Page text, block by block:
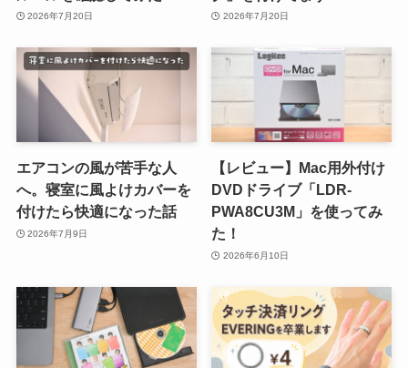
2026年7月20日 2026年7月20日
エアコンの風が苦手な人
へ。寝室に風よけカバーを
付けたら快適になった話
2026年7月9日
【レビュー】Mac用外付け
DVDドライブ「LDR-
PWA8CU3M」を使ってみ
た！
2026年6月10日